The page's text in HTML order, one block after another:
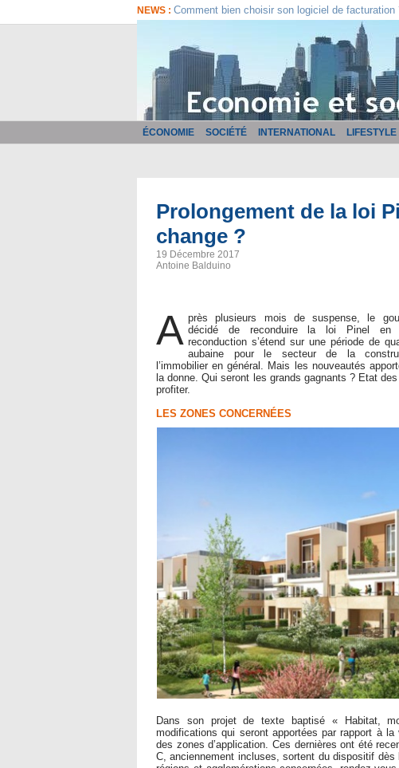
NEWS : Comment bien choisir son logiciel de facturation
ÉCONOMIE SOCIÉTÉ INTERNATIONAL LIFESTYLE
​Prolongement de la loi
change ?
19 Décembre 2017
Antoine Balduino
A près plusieurs mois de suspense, le
décidé de reconduire la loi Pinel en
reconduction s’étend sur une période de
aubaine pour le secteur de la
l’immobilier en général. Mais les nouveautés
la donne. Qui seront les grands gagnants ? Etat
profiter.
LES ZONES CONCERNÉES
Dans son projet de texte baptisé « Habitat,
modifications qui seront apportées par rapport à
des zones d’application. Ces dernières ont été
C, anciennement incluses, sortent du dispositif